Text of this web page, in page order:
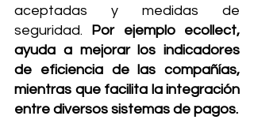
aceptadas y medidas de
seguridad. Por ejemplo ecollect,
ayuda a mejorar los indicadores
de eficiencia de las compañías,
mientras que facilita la integración
entre diversos sistemas de pagos.